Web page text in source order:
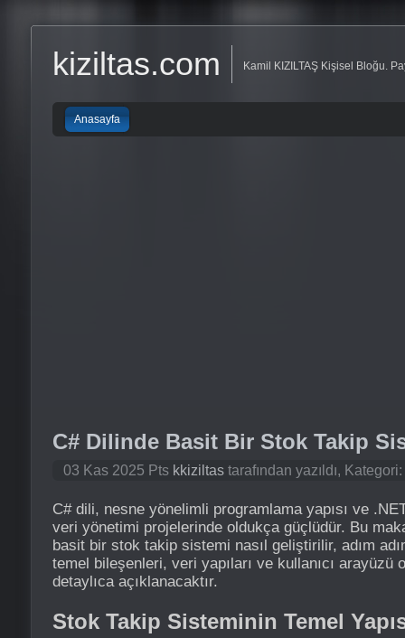
kiziltas.com Kamil KIZILTAŞ Kişisel Bloğu.
Anasayfa
C# Dilinde Basit Bir Stok Takip
03 Kas 2025 Pts kkiziltas tarafından yazıldı, Kategori:
C# dili, nesne yönelimli programlama yapısı ve
veri yönetimi projelerinde oldukça güçlüdür. Bu
basit bir stok takip sistemi nasıl geliştirilir, adım
temel bileşenleri, veri yapıları ve kullanıcı arayüzü
detaylıca açıklanacaktır.
Stok Takip Sisteminin Temel